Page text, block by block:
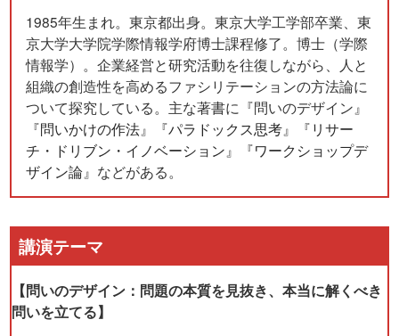
1985年生まれ。東京都出身。東京大学工学部卒業、東
京大学大学院学際情報学府博士課程修了。博士（学際
情報学）。企業経営と研究活動を往復しながら、人と
組織の創造性を高めるファシリテーションの方法論に
ついて探究している。主な著書に『問いのデザイン』
『問いかけの作法』『パラドックス思考』『リサー
チ・ドリブン・イノベーション 』『ワークショップデ
ザイン論』などがある。
講演テーマ
【問いのデザイン：問題の本質を見抜き、本当に解くべき
問いを立てる】